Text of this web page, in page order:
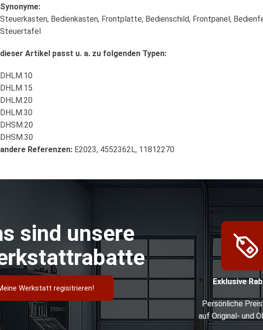
Synonyme:
Steuerkasten, Bedienkasten, Frontplatte, Bedienschild, Frontpanel,
Steuertafel
dieser Artikel passt u. a. zu folgenden Typen:
DHLM.10
DHLM.15
DHLM.20
DHLM.30
DHSM.20
DHSM.30
andere Referenzen: E2023, 4552362L, 11812270
sind unsere
Werkstatt regisitrieren!
Exklusive
Persönliche
auf Original- und